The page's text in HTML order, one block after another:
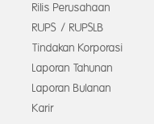
Rilis Perusahaan
RUPS / RUPSLB
Tindakan Korporasi
Laporan Tahunan
Laporan Bulanan
Karir